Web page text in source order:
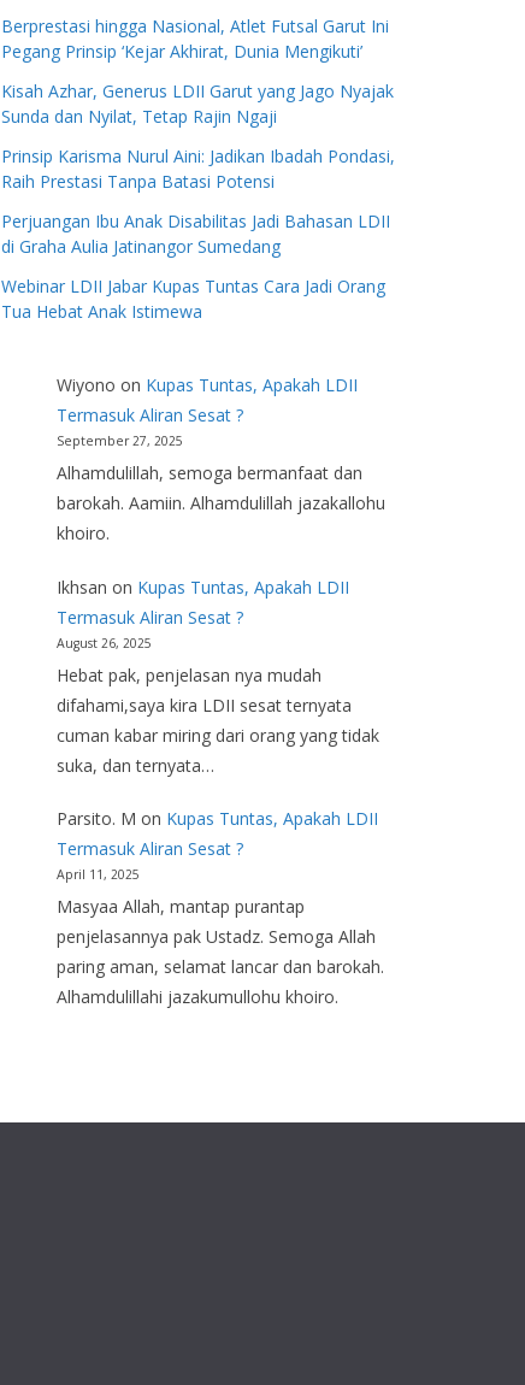
Berprestasi hingga Nasional, Atlet Futsal Garut Ini
Pegang Prinsip ‘Kejar Akhirat, Dunia Mengikuti’
Kisah Azhar, Generus LDII Garut yang Jago Nyajak
Sunda dan Nyilat, Tetap Rajin Ngaji
Prinsip Karisma Nurul Aini: Jadikan Ibadah Pondasi,
Raih Prestasi Tanpa Batasi Potensi
Perjuangan Ibu Anak Disabilitas Jadi Bahasan LDII
di Graha Aulia Jatinangor Sumedang
Webinar LDII Jabar Kupas Tuntas Cara Jadi Orang
Tua Hebat Anak Istimewa
Wiyono on Kupas Tuntas, Apakah LDII
Termasuk Aliran Sesat ?
September 27, 2025
Alhamdulillah, semoga bermanfaat dan
barokah. Aamiin. Alhamdulillah jazakallohu
khoiro.
Ikhsan on Kupas Tuntas, Apakah LDII
Termasuk Aliran Sesat ?
August 26, 2025
Hebat pak, penjelasan nya mudah
difahami,saya kira LDII sesat ternyata
cuman kabar miring dari orang yang tidak
suka, dan ternyata…
Parsito. M on Kupas Tuntas, Apakah LDII
Termasuk Aliran Sesat ?
April 11, 2025
Masyaa Allah, mantap purantap
penjelasannya pak Ustadz. Semoga Allah
paring aman, selamat lancar dan barokah.
Alhamdulillahi jazakumullohu khoiro.